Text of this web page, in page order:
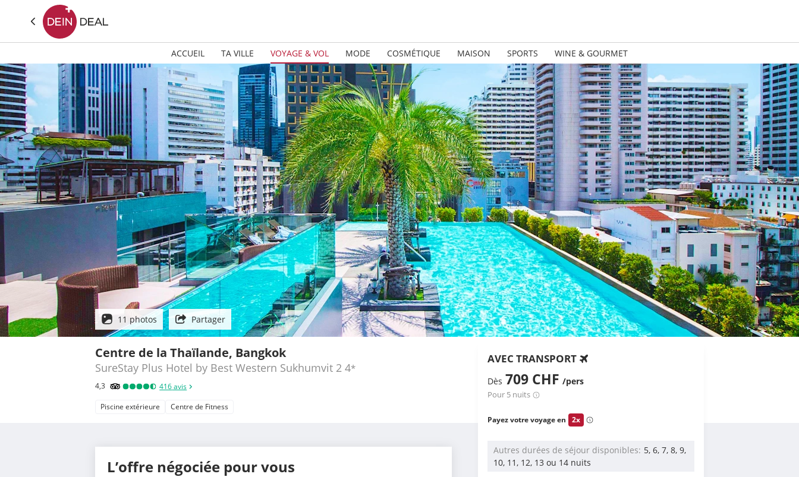
ACCUEIL TA VILLE VOYAGE & VOL MODE COSMÉTIQUE MAISON SPORTS WINE & GOURMET
11 photos Partager
Centre de la Thaïlande, Bangkok
SureStay Plus Hotel by Best Western Sukhumvit 2 4*
4,3 416avis
Piscine extérieure Centre de Fitness
AVEC TRANSPORT
Dès 709 CHF /pers
Pour 5 nuits
Payez votre voyage en 2x
Autres durées de séjour disponibles 5, 6, 7, 8, 9,
10, 11, 12, 13 ou 14 nuits
L’offre négociée pour vous